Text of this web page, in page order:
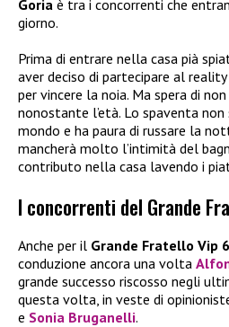
Goria è tra i concorrenti che
giorno.
Prima di entrare nella casa pià
aver deciso di partecipare al
per vincere la noia. Ma spera di
nonostante l’età. Lo spaventa non
mondo e ha paura di russare la
mancherà molto l’intimità del
contributo nella casa lavendo i
I concorrenti del Grande
Anche per il Grande Fratello Vip 6
conduzione ancora una volta
grande successo riscosso negli
questa volta, in veste di
e Sonia Bruganelli.